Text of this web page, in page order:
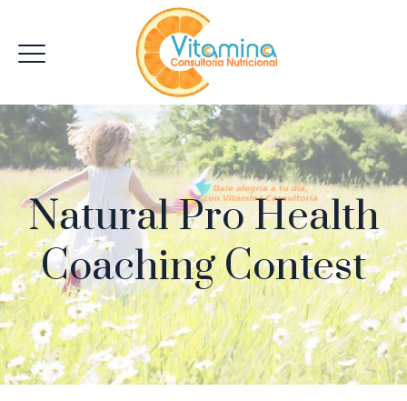
Natural Pro Health
Coaching Contest